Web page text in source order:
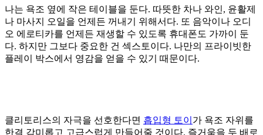
나는 욕조 옆에 작은 테이블을 둔다. 따뜻한 차나 와인, 윤활제
나 마사지 오일을 언제든 꺼내기 위해서다. 또 음악이나 오디
오 에로티카를 언제든 재생할 수 있도록 휴대폰도 가까이 둔
다. 하지만 그보다 중요한 건 섹스토이다. 나만의 프라이빗한
플레이 박스에서 영감을 얻을 수 있기 때문이다.
클리토리스의 자극을 선호한다면 흡입형 토이 가 욕조 자위를
한결 감미롭고 고급스럽게 만들어줄 것이다. 즐거움을 두 배로